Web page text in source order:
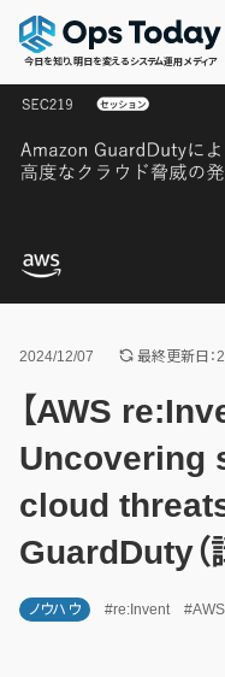
今日を知り、明日を変えるシステム運用メディア
2024/12/07 最終更新日：
【AWS
Uncovering
cloud
GuardDuty（
ノウハウ #re:Invent #AWS